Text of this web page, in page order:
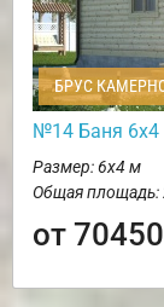
БРУС
№14 Баня 6х4
Размер: 6х4 м
Общая площадь:
от